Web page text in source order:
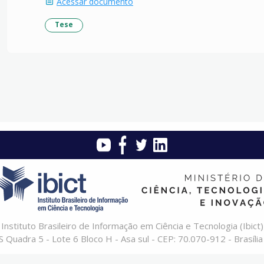
Tese
Instituto Brasileiro de Informação em Ciência e Tecnologia (Ibict)
Quadra 5 - Lote 6 Bloco H - Asa sul - CEP: 70.070-912 -